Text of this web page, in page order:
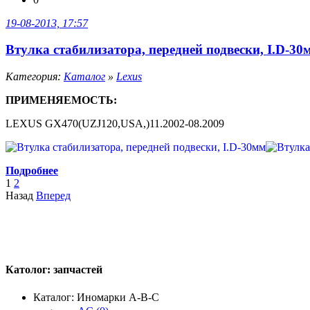
19-08-2013, 17:57
Втулка стабилизатора, передней подвески, I.D-
Категория: Каталог » Lexus
ПРИМЕНЯЕМОСТЬ:
LEXUS GX470(UZJ120,USA,)11.2002-08.2009
Подробнее
1 2
Назад Вперед
Католог: запчастей
Каталог: Иномарки A-B-C